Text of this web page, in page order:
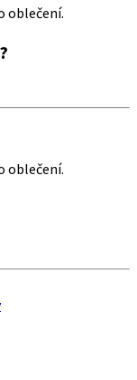
oblečení.
oblečení.